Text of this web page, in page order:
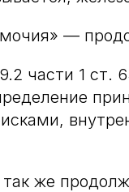
—
части 1
же